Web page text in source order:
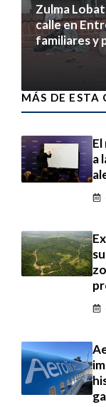
Zulma
calle en
familiares y
6 agosto 2026
MÁS DE ESTA
a